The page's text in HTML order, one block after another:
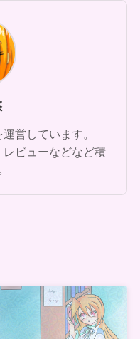
営しています。
ビューなどなど積